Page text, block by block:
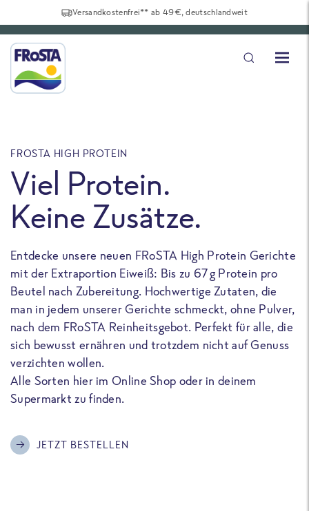
Versandkostenfrei** ab 49€, deutschlandweit
FROSTA HIGH PROTEIN
Viel Protein.
Keine Zusätze.
Entdecke unsere neuen FRoSTA High Protein Gerichte
mit der Extraportion Eiweiß: Bis zu 67 g Protein pro
Beutel nach Zubereitung. Hochwertige Zutaten, die
man in jedem unserer Gerichte schmeckt, ohne Pulver,
nach dem FRoSTA Reinheitsgebot. Perfekt für alle, die
sich bewusst ernähren und trotzdem nicht auf Genuss
verzichten wollen.
Alle Sorten hier im Online Shop oder in deinem
Supermarkt zu finden.
JETZT BESTELLEN